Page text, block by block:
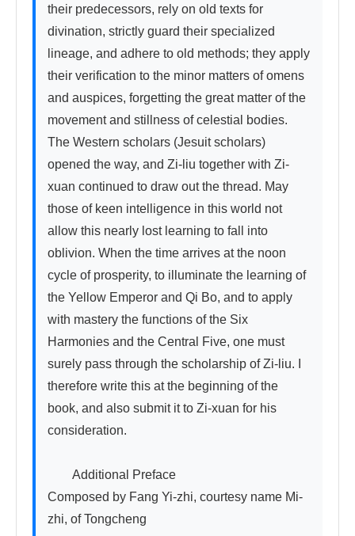
their predecessors, rely on old texts for
divination, strictly guard their specialized
lineage, and adhere to old methods; they apply
their verification to the minor matters of omens
and auspices, forgetting the great matter of the
movement and stillness of celestial bodies.
The Western scholars (Jesuit scholars)
opened the way, and Zi-liu together with Zi-
xuan continued to draw out the thread. May
those of keen intelligence in this world not
allow this nearly lost learning to fall into
oblivion. When the time arrives at the noon
cycle of prosperity, to illuminate the learning of
the Yellow Emperor and Qi Bo, and to apply
with mastery the functions of the Six
Harmonies and the Central Five, one must
surely pass through the scholarship of Zi-liu. I
therefore write this at the beginning of the
book, and also submit it to Zi-xuan for his
consideration.
Additional Preface
Composed by Fang Yi-zhi, courtesy name Mi-
zhi, of Tongcheng